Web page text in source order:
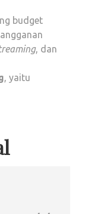
budget
, dan
, yaitu